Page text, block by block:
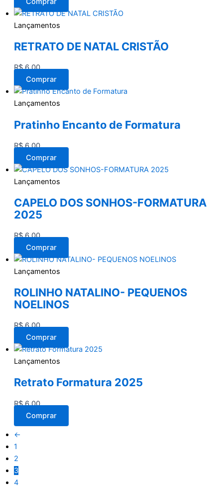
Lançamentos
RETRATO DE NATAL CRISTÃO
R$6,00
Comprar
Lançamentos
Pratinho Encanto de Formatura
R$6,00
Comprar
Lançamentos
CAPELO DOS SONHOS-FORMATURA
2025
R$6,00
Comprar
Lançamentos
ROLINHO NATALINO- PEQUENOS
NOELINOS
R$6,00
Comprar
Lançamentos
Retrato Formatura 2025
R$6,00
Comprar
←
1
2
3
4